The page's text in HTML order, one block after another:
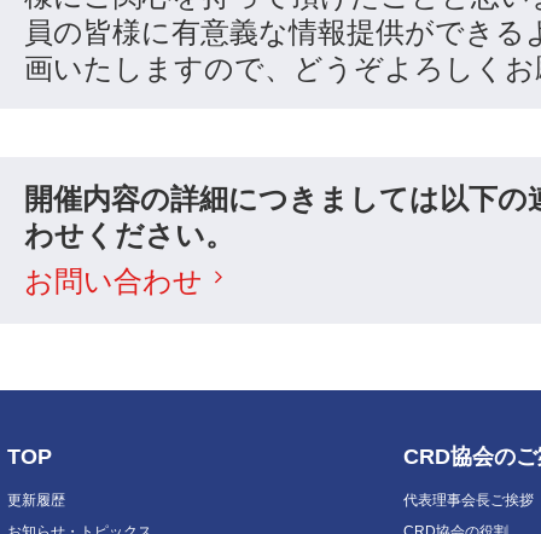
員の皆様に有意義な情報提供ができ
画いたしますので、どうぞよろしく
開催内容の詳細につきましては以下の
わせください。
お問い合わせ
TOP
更新履歴
CRD協会の
代表理事会長ご挨拶